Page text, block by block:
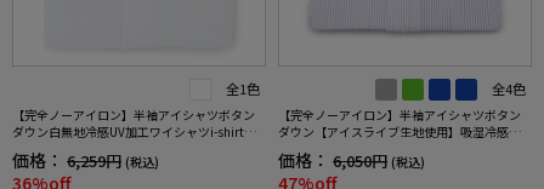
全1色
【完全ノーアイロン】半袖アイシャツボタン
ダウン白無地冷感UV加工ワイシャツi-shirt春
価格： 6,259円 (税込)
36%off
全4色
【完全ノーアイロン】半袖アイシャツボタン
ダウン【アイスライブ生地使用】吸湿冷感ス
価格： 6,050円 (税込)
47%off